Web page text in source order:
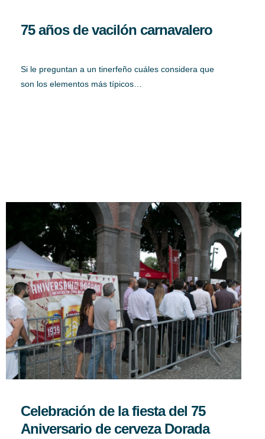
75 años de vacilón carnavalero
Si le preguntan a un tinerfeño cuáles considera que
son los elementos más típicos…
Celebración de la fiesta del 75
Aniversario de cerveza Dorada